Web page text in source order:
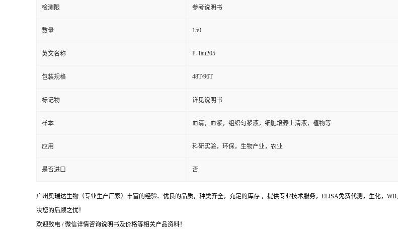
检测限 参考说明书
数量 150
英文名称 P-Tau205
包装规格 48T/96T
标记物 详见说明书
样本 血清，血浆，组织匀浆液，细胞培养上清液，植物等
应用 科研实验，环保，生物产业，农业
是否进口 否
广州奥瑞达生物（专业生产厂家）丰富的经验、优良的品质，种类齐全，充足的库存 ，提供专业技术服务，ELISA免费代测，生化，
决您的后顾之忧！
欢迎致电 / 微信详情咨询说明书及价格等相关产品资料！